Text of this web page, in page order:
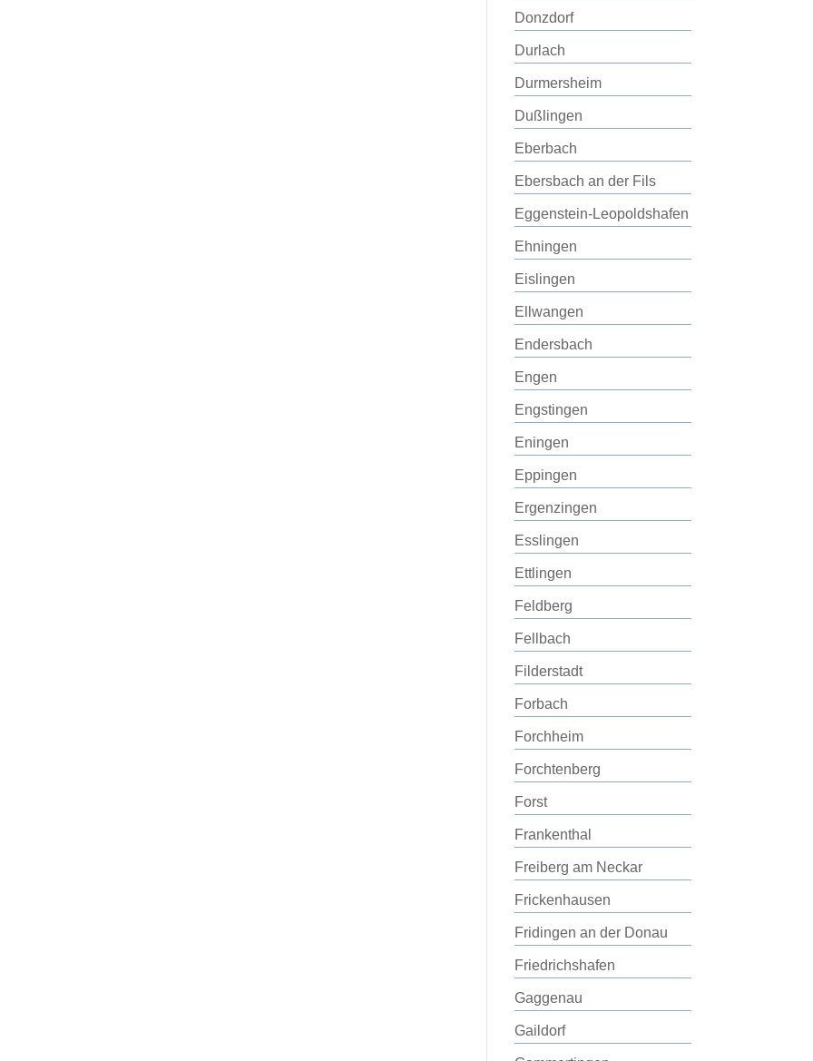
Donzdorf
Durlach
Durmersheim
Dußlingen
Eberbach
Ebersbach an der Fils
Eggenstein-Leopoldshafen
Ehningen
Eislingen
Ellwangen
Endersbach
Engen
Engstingen
Eningen
Eppingen
Ergenzingen
Esslingen
Ettlingen
Feldberg
Fellbach
Filderstadt
Forbach
Forchheim
Forchtenberg
Forst
Frankenthal
Freiberg am Neckar
Frickenhausen
Fridingen an der Donau
Friedrichshafen
Gaggenau
Gaildorf